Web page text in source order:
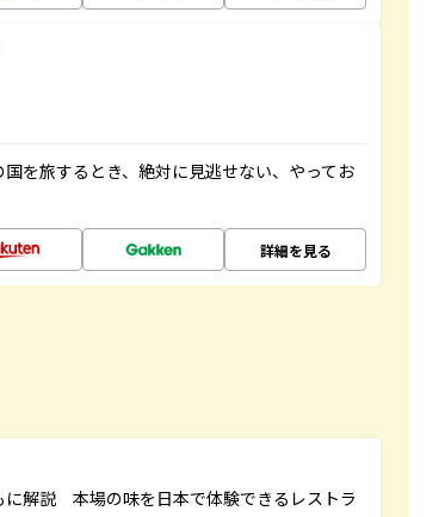
を旅するとき、絶対に見逃せない、やってお
詳細を見る
に解説 本場の味を日本で体験できるレストラ